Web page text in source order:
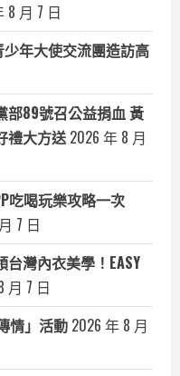
8 月 7 日
年大使交流團造訪高
部89號召公益捐血 黃
禮大方送 2026 年 8 月
吃喝玩樂攻略一次
7 日
灣內衣美學！EASY
月 7 日
情」活動 2026 年 8 月